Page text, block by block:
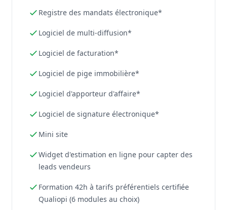
Registre des mandats électronique*
Logiciel de multi-diffusion*
Logiciel de facturation*
Logiciel de pige immobilière*
Logiciel d'apporteur d'affaire*
Logiciel de signature électronique*
Mini site
Widget d'estimation en ligne pour capter des
leads vendeurs
Formation 42h à tarifs préférentiels certifiée
Qualiopi (6 modules au choix)